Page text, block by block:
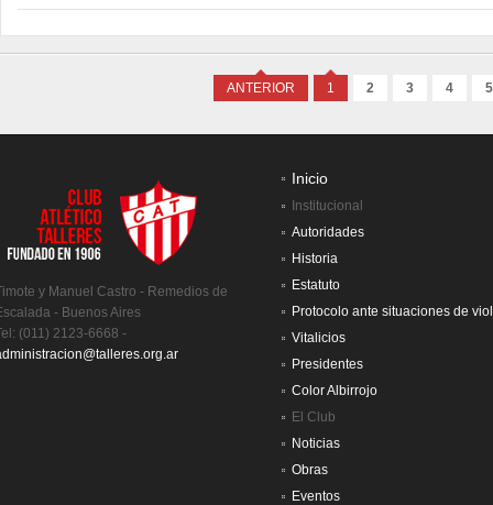
ANTERIOR 1 2 3 4 5
y Manuel Castro - Remedios de
- Buenos Aires
(011) 2123-6668 -
Inicio
Institucional
Autoridades
Historia
Estatuto
Protocolo ante situaciones de
Vitalicios
Presidentes
Color Albirrojo
El Club
Noticias
Obras
Eventos